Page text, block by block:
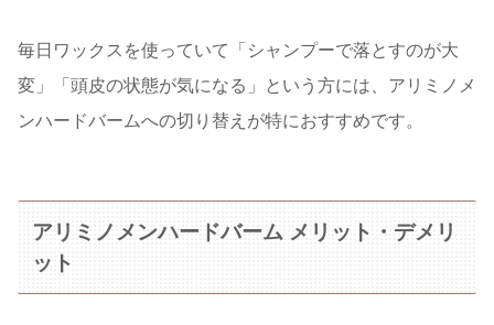
毎日ワックスを使っていて「シャンプーで落とすのが大
変」「頭皮の状態が気になる」という方には、アリミノメ
ンハードバームへの切り替えが特におすすめです。
アリミノメンハードバーム メリット・デメリ
ット